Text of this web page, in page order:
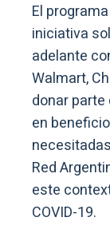
El
iniciativa
adelante
Walmart,
donar
en
Red
este
COVID-19.